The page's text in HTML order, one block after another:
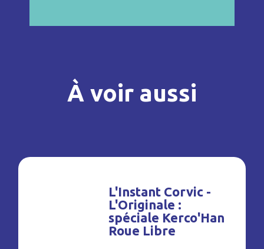
À voir aussi
L'Instant Corvic -
L'Originale :
spéciale Kerco'Han
Roue Libre